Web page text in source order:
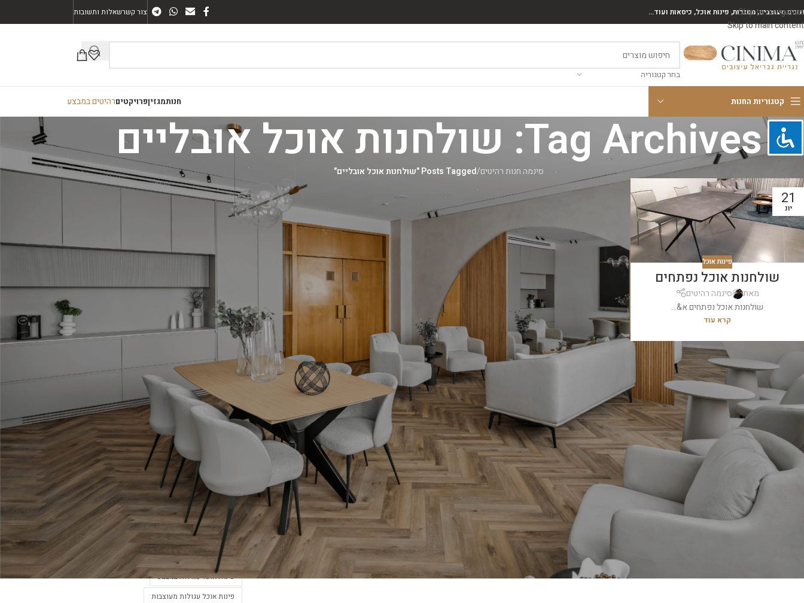
Skip to navigation
Skip to main content
מעוצבים, מסגרות, פינות אוכל, כיסאות ועוד... צור קשרשאלות ותשובות
בחר קטגוריה
קטגוריות החנות חנותמגזיןפרויקטיםרהיטים במבצע
Tag Archives: שולחנות אוכל אובליים
סינמה חנות רהיטים/Posts Tagged "שולחנות אוכל אובליים"
21
יונ
פינות אוכל
שולחנות אוכל נפתחים
מאת
סינמה רהיטים
שולחנות אוכל נפתחים א&...
קרא עוד
קטגוריות
ארונות אמבטיה
תגיות
ארון אמבטיה שחור בהזמנה אישית
במבצע
התאמה אישית
יצרני כסאות לפינת אוכל
מעוצבות
עיצוב אישי
עיצוב פינת אוכל עם מראות
פינות אוכל
פינות אוכל איטלקיות
פינות אוכל במבצע
פינות אוכל יוקרתיות
פינות אוכל יוקרתיות במבצע
פינות אוכל יוקרתיות מעץ
פינות אוכל יוקרתיות משיש
פינות אוכל מעוצבות
פינות אוכל מעוצבות בלבן
פינות אוכל מעוצבות נפתחות
פינות אוכל עגולות במבצע
פינות אוכל עגולות מעוצבות